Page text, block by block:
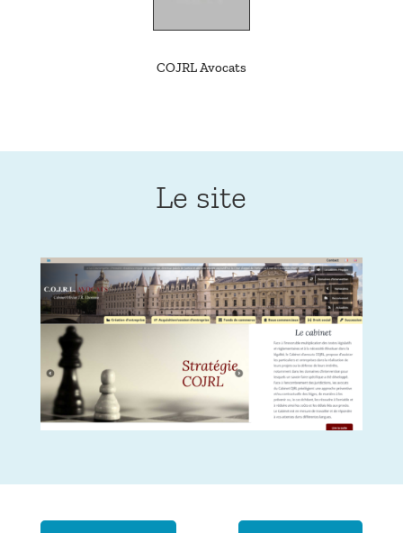
COJRL Avocats
Le site